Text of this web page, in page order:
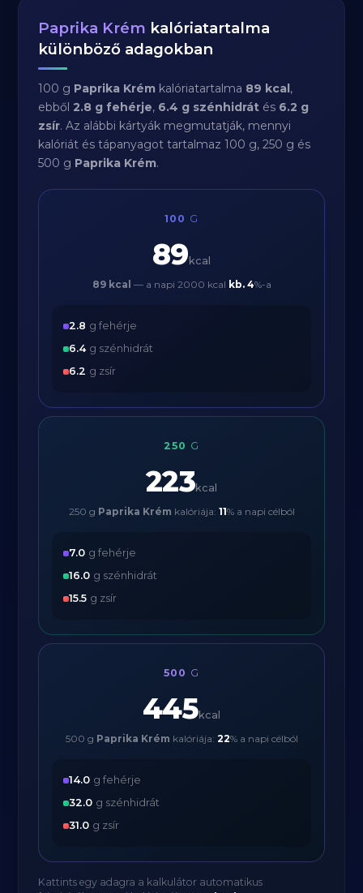
Paprika Krém kalóriatartalma
különböző adagokban
100 g Paprika Krém kalóriatartalma 89 kcal,
ebből2.8 g fehérje, 6.4 g szénhidrát és 6.2 g
zsír. Az alábbi kártyák megmutatják, mennyi
kalóriát és tápanyagot tartalmaz 100 g, 250 g és
500 g Paprika Krém.
100 G
89 kcal
89 kcal — a napi 2000 kcal kb. 4%-a
2.8 g fehérje
6.4 g szénhidrát
6.2 g zsír
250 G
223kcal
250 g Paprika Krém kalóriája: 11% a napi célból
7.0 g fehérje
16.0 g szénhidrát
15.5 g zsír
500 G
445kcal
500 g Paprika Krém kalóriája: 22% a napi célból
14.0 g fehérje
32.0 g szénhidrát
31.0 g zsír
Kattints egy adagra a kalkulátor automatikus